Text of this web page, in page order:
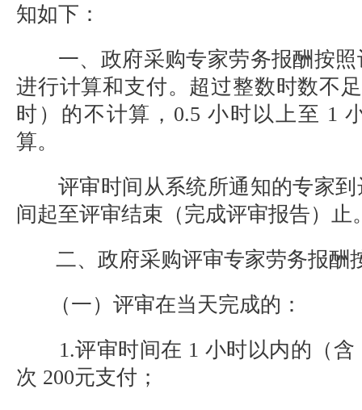
知如下：
一、政府采购专家劳务报酬按照
进行计算和支付。超过整数时数不
时）的不计算，0.5 小时以上至 1
算。
评审时间从系统所通知的专家到
间起至评审结束（完成评审报告）止
二、政府采购评审专家劳务报酬
（一）评审在当天完成的：
1.评审时间在 1 小时以内的（含
次 200元支付；